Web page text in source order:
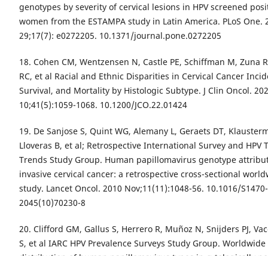
genotypes by severity of cervical lesions in HPV screened
women from the ESTAMPA study in Latin America. PLoS One.
29;17(7): e0272205. 10.1371/journal.pone.0272205
18. Cohen CM, Wentzensen N, Castle PE, Schiffman M, Zuna
RC, et al Racial and Ethnic Disparities in Cervical Cancer
Survival, and Mortality by Histologic Subtype. J Clin Oncol.
10;41(5):1059-1068. 10.1200/JCO.22.01424
19. De Sanjose S, Quint WG, Alemany L, Geraets DT,
Lloveras B, et al; Retrospective International Survey and HPV
Trends Study Group. Human papillomavirus genotype
invasive cervical cancer: a retrospective cross-sectional
study. Lancet Oncol. 2010 Nov;11(11):1048-56. 10.1016/S1470-
2045(10)70230-8
20. Clifford GM, Gallus S, Herrero R, Muñoz N, Snijders PJ,
S, et al IARC HPV Prevalence Surveys Study Group. Worldwide